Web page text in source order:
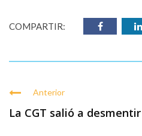
COMPARTIR:
Anterior
La CGT salió a